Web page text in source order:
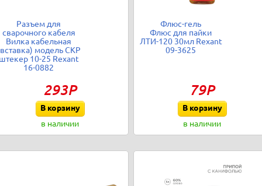
Разъем для
сварочного кабеля
Вилка кабельная
модель СКР
10-25 Rexant
16-0882
293Р
В корзину
в наличии
Флюс-гель
Флюс для пайки
ЛТИ-120 30мл Rexant
09-3625
79Р
В корзину
в наличии